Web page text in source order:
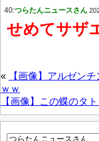
40:つらたんニュースさん
せめてサザ
«
【画像】アルゼン
ｗｗ
【画像】この蝶のタ